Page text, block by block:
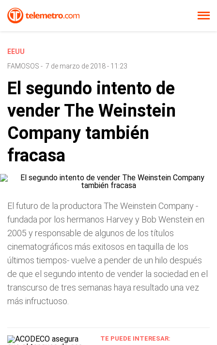
EEUU
FAMOSOS - 7 de marzo de 2018 - 11:23
El segundo intento de
vender The Weinstein
Company también
fracasa
El futuro de la productora The Weinstein Company -
fundada por los hermanos Harvey y Bob Wenstein en
2005 y responsable de algunos de los títulos
cinematográficos más exitosos en taquilla de los
últimos tiempos- vuelve a pender de un hilo después
de que el segundo intento de vender la sociedad en el
transcurso de tres semanas haya resultado una vez
más infructuoso.
TE PUEDE INTERESAR: